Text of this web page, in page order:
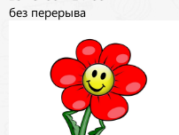
без перерыва